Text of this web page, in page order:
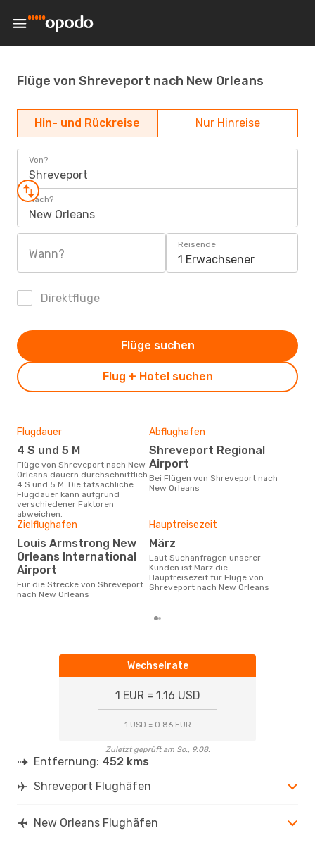
Flüge von Shreveport nach New Orleans
Hin- und Rückreise Nur Hinreise
Von?
Shreveport
Nach?
New Orleans
Wann?
Reisende
1 Erwachsener
Direktflüge
Flug + Hotel suchen
Flüge suchen
Flugdauer
4 S und 5 M
Flüge von Shreveport nach New
Orleans dauern durchschnittlich
4 S und 5 M. Die tatsächliche
Flugdauer kann aufgrund
verschiedener Faktoren
abweichen.
Abflughafen
Shreveport Regional
Airport
Bei Flügen von Shreveport nach
New Orleans
Zielflughafen
Louis Armstrong New
Orleans International
Airport
Für die Strecke von Shreveport
nach New Orleans
Hauptreisezeit
März
Laut Suchanfragen unserer
Kunden ist März die
Hauptreisezeit für Flüge von
Shreveport nach New Orleans
Wechselrate
1 EUR = 1.16 USD
1 USD = 0.86 EUR
Zuletzt geprüft am So., 9.08.
Entfernung: 452 kms
Shreveport Flughäfen
New Orleans Flughäfen